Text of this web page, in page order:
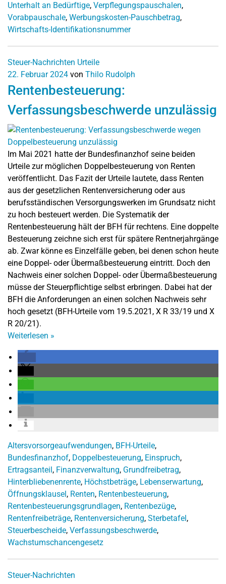
Unterhalt an Bedürftige, Verpflegungspauschalen,
Vorabpauschale, Werbungskosten-Pauschbetrag,
Wirtschafts-Identifikationsnummer
Steuer-Nachrichten Urteile
22. Februar 2024 von Thilo Rudolph
Rentenbesteuerung:
Verfassungsbeschwerde unzulässig
Im Mai 2021 hatte der Bundesfinanzhof seine beiden
Urteile zur möglichen Doppelbesteuerung von Renten
veröffentlicht. Das Fazit der Urteile lautete, dass Renten
aus der gesetzlichen Rentenversicherung oder aus
berufsständischen Versorgungswerken im Grundsatz nicht
zu hoch besteuert werden. Die Systematik der
Rentenbesteuerung hält der BFH für rechtens. Eine doppelte
Besteuerung zeichne sich erst für spätere Rentnerjahrgänge
ab. Zwar könne es Einzelfälle geben, bei denen schon heute
eine Doppel- oder Übermaßbesteuerung eintritt. Doch den
Nachweis einer solchen Doppel- oder Übermaßbesteuerung
müsse der Steuerpflichtige selbst erbringen. Dabei hat der
BFH die Anforderungen an einen solchen Nachweis sehr
hoch gesetzt (BFH-Urteile vom 19.5.2021, X R 33/19 und X
R 20/21).
Weiterlesen »
Altersvorsorgeaufwendungen, BFH-Urteile,
Bundesfinanzhof, Doppelbesteuerung, Einspruch,
Ertragsanteil, Finanzverwaltung, Grundfreibetrag,
Hinterbliebenenrente, Höchstbeträge, Lebenserwartung,
Öffnungsklausel, Renten, Rentenbesteuerung,
Rentenbesteuerungsgrundlagen, Rentenbezüge,
Rentenfreibeträge, Rentenversicherung, Sterbetafel,
Steuerbescheide, Verfassungsbeschwerde,
Wachstumschancengesetz
Steuer-Nachrichten